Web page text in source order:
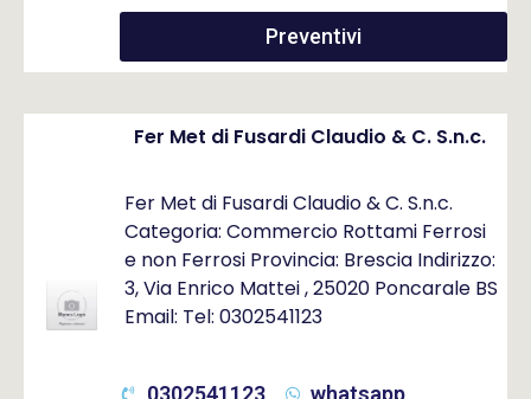
Preventivi
Fer Met di Fusardi Claudio & C. S.n.c.
Fer Met di Fusardi Claudio & C. S.n.c.
Categoria: Commercio Rottami Ferrosi
e non Ferrosi Provincia: Brescia Indirizzo:
3, Via Enrico Mattei , 25020 Poncarale BS
Email: Tel: 0302541123
0302541123 whatsapp